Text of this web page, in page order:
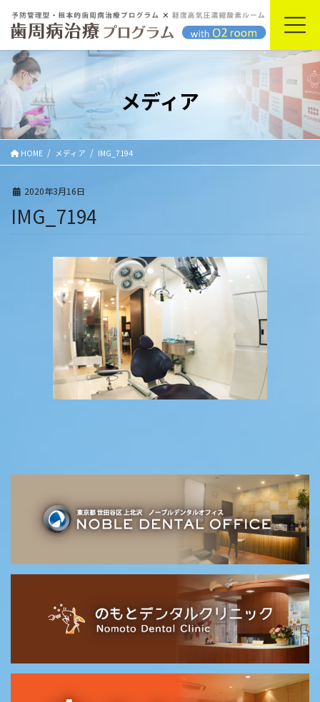
ン
に
動
ー
ョ
に
移
動
メディア
HOME メディア IMG_7194
2020年3月16日
IMG_7194